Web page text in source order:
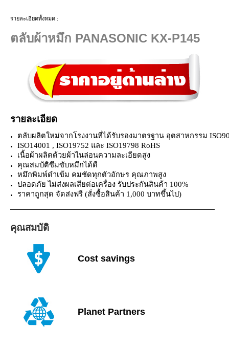
รายละเอียดทั้งหมด :
ตลับผ้าหมึก PANASONIC KX-P145
รายละเอียด
ตลับผลิตใหม่จากโรงงานที่ได้รับรองมาตรฐาน อุตสาหกรรม
ISO14001 , ISO19752 และ ISO19798 RoHS
เนื้อผ้าผลิตด้วยผ้าไนล่อนความละเอียดสูง
คุณสมบัติซึมซับหมึกได้ดี
หมึกพิมพ์ดำเข้ม คมชัดทุกตัวอักษร คุณภาพสูง
ปลอดภัย ไม่ส่งผลเสียต่อเครื่อง รับประกันสินค้า 100%
ราคาถูกสุด จัดส่งฟรี (สั่งซื้อสินค้า 1,000 บาทขึ้นไป)
คุณสมบัติ
Cost savings
Planet Partners